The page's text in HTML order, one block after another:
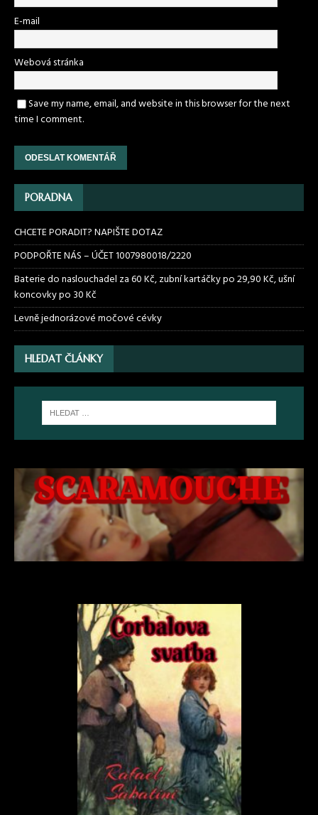
E-mail
Webová stránka
Save my name, email, and website in this browser for the next
time I comment.
PORADNA
CHCETE PORADIT? NAPIŠTE DOTAZ
PODPOŘTE NÁS – ÚČET 1007980018/2220
Baterie do naslouchadel za 60 Kč, zubní kartáčky po 29,90 Kč, ušní
koncovky po 30 Kč
Levně jednorázové močové cévky
HLEDAT ČLÁNKY